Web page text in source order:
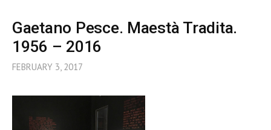
Gaetano Pesce. Maestà Tradita.
1956 – 2016
FEBRUARY 3, 2017